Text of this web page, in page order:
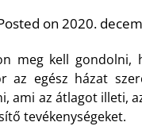
on 2020.
meg kell gondolni,
az egész házat
ami az átlagot illeti,
tevékenységeket.